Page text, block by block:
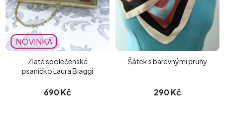
NOVINKA
Zlaté společenské
psaníčko Laura Biaggi
690 Kč
Šátek s barevnými pruhy
290 Kč